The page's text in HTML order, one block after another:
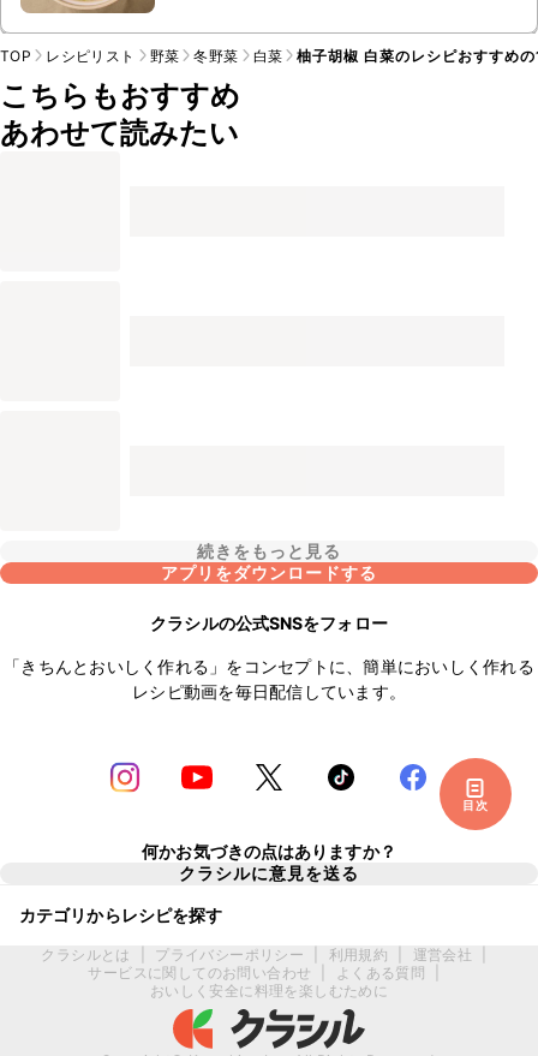
目次
TOP レシピリスト 野菜 冬野菜 白菜 柚子胡椒 白菜のレシピおすすめ
こちらもおすすめ
あわせて読みたい
続きをもっと見る
アプリをダウンロードする
クラシルの公式SNSをフォロー
「きちんとおいしく作れる」をコンセプトに、簡単においしく作れる
レシピ動画を毎日配信しています。
何かお気づきの点はありますか？
クラシルに意見を送る
カテゴリからレシピを探す
クラシルとは プライバシーポリシー 利用規約 運営会社
サービスに関してのお問い合わせ
よくある質問
おいしく安全に料理を楽しむために